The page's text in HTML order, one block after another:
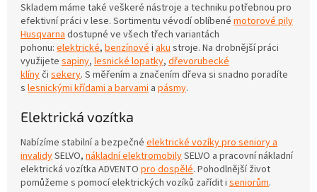
Skladem máme také veškeré nástroje a techniku potřebnou pro
efektivní práci v lese. Sortimentu vévodí oblíbené motorové pily
Husqvarnadostupné ve všech třech variantách
pohonu: elektrické, benzínovéi akustroje. Na drobnější práci
využijete sapiny, lesnické lopatky, dřevorubecké
klínyči sekery. S měřením a značením dřeva si snadno poradíte
s lesnickými křídami a barvami a pásmy.
Elektrická vozítka
Nabízíme stabilní a bezpečné elektrické vozíky pro seniory a
invalidySELVO, nákladní elektromobilySELVO a pracovní nákladní
elektrická vozítka ADVENTO pro dospělé. Pohodlnější život
pomůžeme s pomocí elektrických vozíků zařídit i seniorům.